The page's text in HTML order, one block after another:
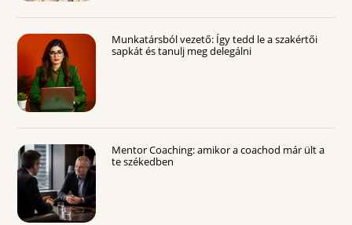
Munkatársból vezető: Így tedd le a szakértői
sapkát és tanulj meg delegálni
Mentor Coaching: amikor a coachod már ült a
te székedben